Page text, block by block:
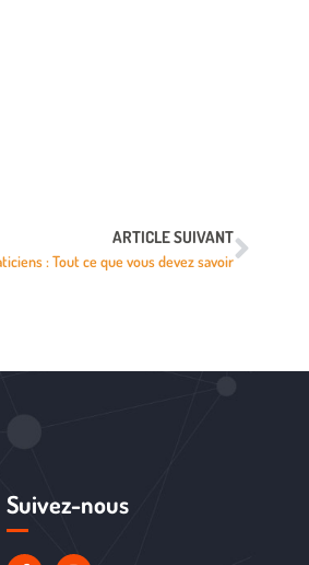
ARTICLE SUIVANT
: Tout ce que vous devez savoir
Suivez-nous